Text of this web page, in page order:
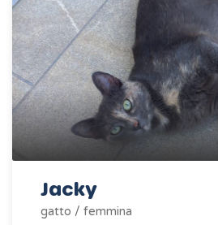
Jacky
gatto / femmina